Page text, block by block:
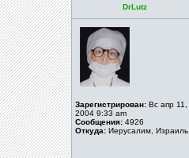
DrLutz
Зарегистрирован: Вс апр 11,
2004 9:33 am
Сообщения: 4926
Откуда: Иерусалим, Израиль